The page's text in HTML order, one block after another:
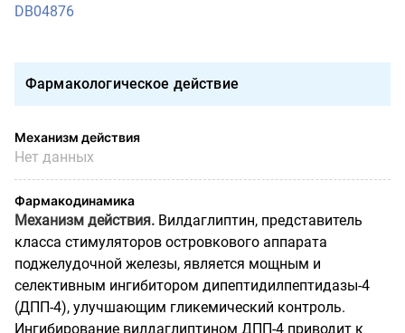
DB04876
Фармакологическое действие
Механизм действия
Нет данных
Фармакодинамика
Механизм действия. Вилдаглиптин, представитель
класса стимуляторов островкового аппарата
поджелудочной железы, является мощным и
селективным ингибитором дипептидилпептидазы-4
(ДПП-4), улучшающим гликемический контроль.
Ингибирование вилдаглиптином ДПП-4 приводит к